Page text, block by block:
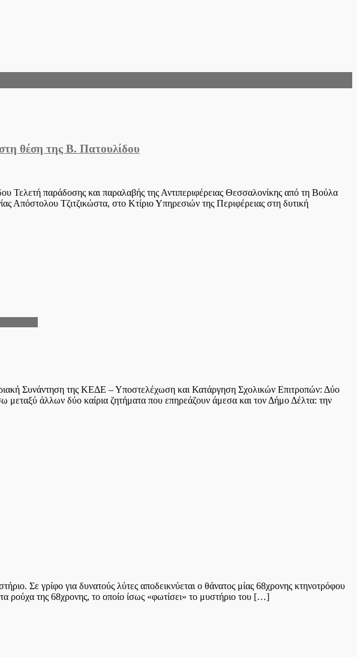
θέση της Β. Πατουλίδου
Τελετή παράδοσης και παραλαβής της Αντιπεριφέρειας Θεσσαλονίκης από τη Βούλα
Απόστολου Τζιτζικώστα, στο Κτίριο Υπηρεσιών της Περιφέρειας στη δυτική
Συνάντηση της ΚΕΔΕ – Υποστελέχωση και Κατάργηση Σχολικών Επιτροπών: Δύο
άλλων δύο καίρια ζητήματα που επηρεάζουν άμεσα και τον Δήμο Δέλτα: την
Σε γρίφο για δυνατούς λύτες αποδεικνύεται ο θάνατος μίας 68χρονης κτηνοτρόφου
ρούχα της 68χρονης, το οποίο ίσως «φωτίσει» το μυστήριο του […]